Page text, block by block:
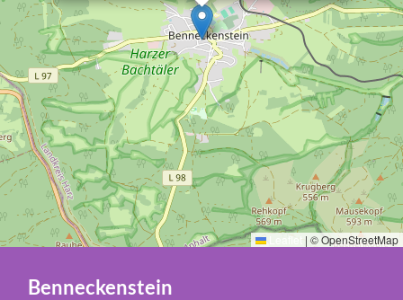
Leaflet | © OpenStreetMap
Benneckenstein